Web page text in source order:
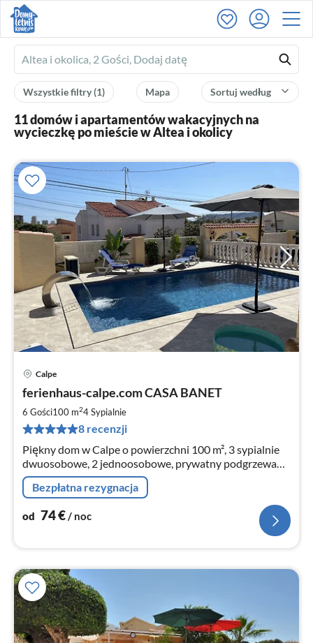
Ferienhausmiete
logo
Sortuj według
Mapa
Wszystkie filtry(1)
11 domów i apartamentów wakacyjnych na
wycieczkę po mieście w Altea i okolicy
Calpe
ferienhaus-calpe.com CASA BANET
6 Gości100 m24Sypialnie
8 recenzji
Piękny dom w Calpe o powierzchni 100 m², 3 sypialnie
dwuosobowe, 2 jednoosobowe, prywatny podgrzewany
basen, 850 m do Costa Blanca.
Bezpłatna rezygnacja
od 74€/ noc